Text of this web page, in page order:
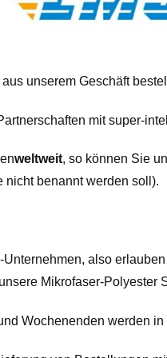
unserem Geschäft
mit super-
weltweit, so können Sie
nicht benannt werden soll).
also
Mikrofaser-
Wochenenden werden